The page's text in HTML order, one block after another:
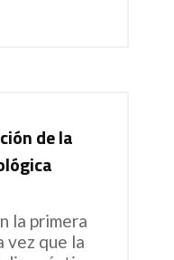
de la
la primera
vez que la